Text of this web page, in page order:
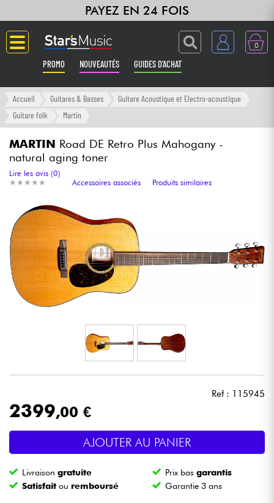
PAYEZ EN 24 FOIS
0
PROMO NOUVEAUTÉS GUIDES D'ACHAT
Langue
Amplis & Effets
Synthés & Sampleurs
Home Studio
Casques
Eclairage
Batteries & Percu
Vents
Accueil Guitares & Basses
Guitare Acoustique et Electro-acoustique
Guitare folk
Martin
MARTIN Road DE Retro Plus Mahogany -
natural aging toner
★ ★ ★ ★ ★
★ ★ ★ ★ ★
Lire les avis (0)
Accessoires associés
Produits similaires
Ref : 115945
2399,00 €
AJOUTER AU PANIER
Livraisongratuite Prix basgarantis
Satisfait ou remboursé Garantie 3 ans